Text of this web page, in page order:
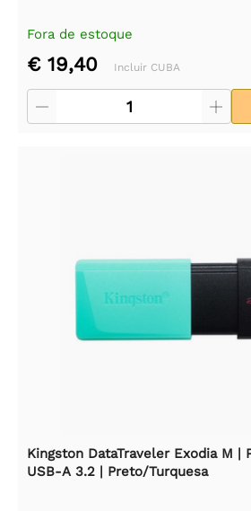
Fora de estoque
€ 19,40 Incluir CUBA
Kingston DataTraveler Exodia M |
USB-A 3.2 | Preto/Turquesa